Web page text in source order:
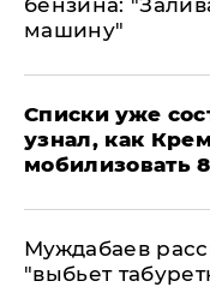
бензина:
машину"
Списки уже
узнал, как
мобилизовать
Муждабаев
"выбьет